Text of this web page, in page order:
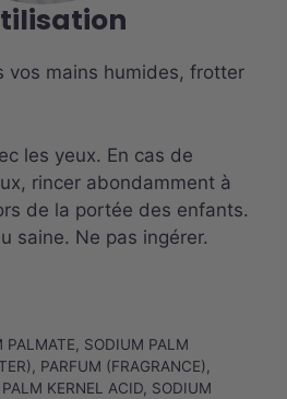
vos mains humides, frotter
les yeux. En cas de
rincer abondamment à
de la portée des enfants.
saine. Ne pas ingérer.
PALMATE, SODIUM PALM
PARFUM (FRAGRANCE),
KERNEL ACID, SODIUM